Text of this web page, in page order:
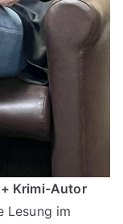
Krimi-Autor
Lesung im